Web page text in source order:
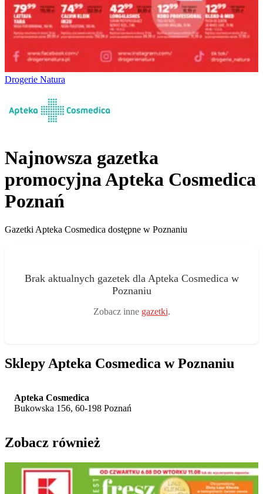
Drogerie Natura
Najnowsza gazetka
promocyjna Apteka Cosmedica
Poznań
Gazetki Apteka Cosmedica dostępne w Poznaniu
Brak aktualnych gazetek dla Apteka Cosmedica w
Poznaniu
Zobacz inne gazetki.
Sklepy Apteka Cosmedica w Poznaniu
Apteka Cosmedica
Bukowska 156, 60-198 Poznań
Zobacz również